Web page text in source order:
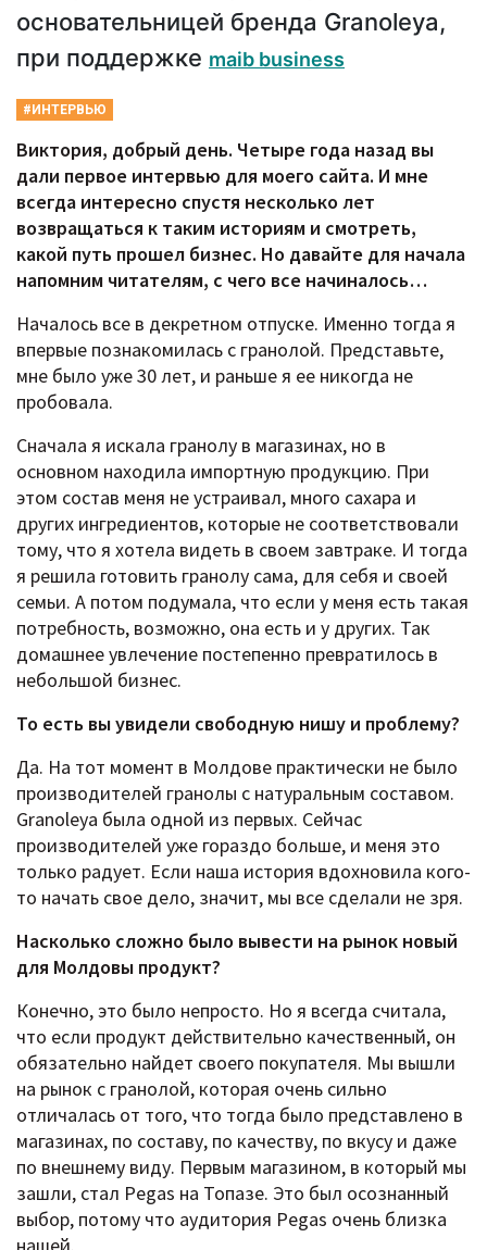
основательницей бренда Granoleya,
при поддержке maib business
#ИНТЕРВЬЮ
Виктория, добрый день. Четыре года назад вы
дали первое интервью для моего сайта. И мне
всегда интересно спустя несколько лет
возвращаться к таким историям и смотреть,
какой путь прошел бизнес. Но давайте для начала
напомним читателям, с чего все начиналось…
Началось все в декретном отпуске. Именно тогда я
впервые познакомилась с гранолой. Представьте,
мне было уже 30 лет, и раньше я ее никогда не
пробовала.
Сначала я искала гранолу в магазинах, но в
основном находила импортную продукцию. При
этом состав меня не устраивал, много сахара и
других ингредиентов, которые не соответствовали
тому, что я хотела видеть в своем завтраке. И тогда
я решила готовить гранолу сама, для себя и своей
семьи. А потом подумала, что если у меня есть такая
потребность, возможно, она есть и у других. Так
домашнее увлечение постепенно превратилось в
небольшой бизнес.
То есть вы увидели свободную нишу и проблему?
Да. На тот момент в Молдове практически не было
производителей гранолы с натуральным составом.
Granoleya была одной из первых. Сейчас
производителей уже гораздо больше, и меня это
только радует. Если наша история вдохновила кого-
то начать свое дело, значит, мы все сделали не зря.
Насколько сложно было вывести на рынок новый
для Молдовы продукт?
Конечно, это было непросто. Но я всегда считала,
что если продукт действительно качественный, он
обязательно найдет своего покупателя. Мы вышли
на рынок с гранолой, которая очень сильно
отличалась от того, что тогда было представлено в
магазинах, по составу, по качеству, по вкусу и даже
по внешнему виду. Первым магазином, в который мы
зашли, стал Pegas на Топазе. Это был осознанный
выбор, потому что аудитория Pegas очень близка
нашей.